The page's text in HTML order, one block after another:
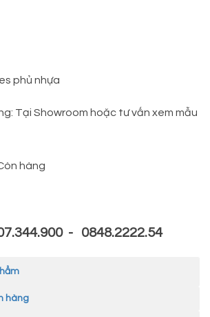
phủ nhựa
Tại Showroom hoặc tư vấn xem mẫu
hàng
- 0848.2222.54
hàng